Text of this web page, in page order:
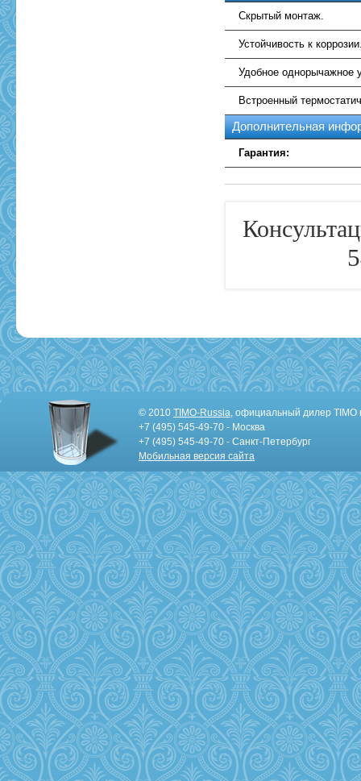
Скрытый монтаж.
Устойчивость к
Удобное однорычажное
Встроенный
Дополнительная
Гарантия:
© 2010 TIMO-Russia, официальный дилер TIMO
+7 (495) 545-49-70 - Москва
+7 (495) 545-49-70 - Санкт-Петербург
Мобильная версия сайта